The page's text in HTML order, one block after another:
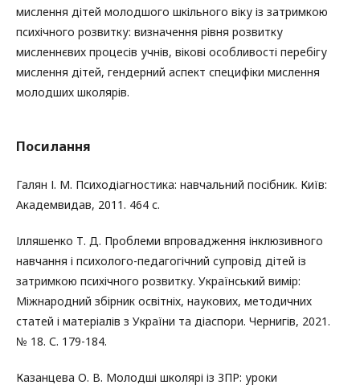
мислення дітей молодшого шкільного віку із затримкою
психічного розвитку: визначення рівня розвитку
мисленнєвих процесів учнів, вікові особливості перебігу
мислення дітей, гендерний аспект специфіки мислення
молодших школярів.
Посилання
Галян І. М. Психодіагностика: навчальний посібник. Київ:
Академвидав, 2011. 464 с.
Ілляшенко Т. Д. Проблеми впровадження інклюзивного
навчання і психолого-педагогічний супровід дітей із
затримкою психічного розвитку. Український вимір:
Міжнародний збірник освітніх, наукових, методичних
статей і матеріалів з України та діаспори. Чернигів, 2021.
№ 18. С. 179-184.
Казанцева О. В. Молодші школярі із ЗПР: уроки